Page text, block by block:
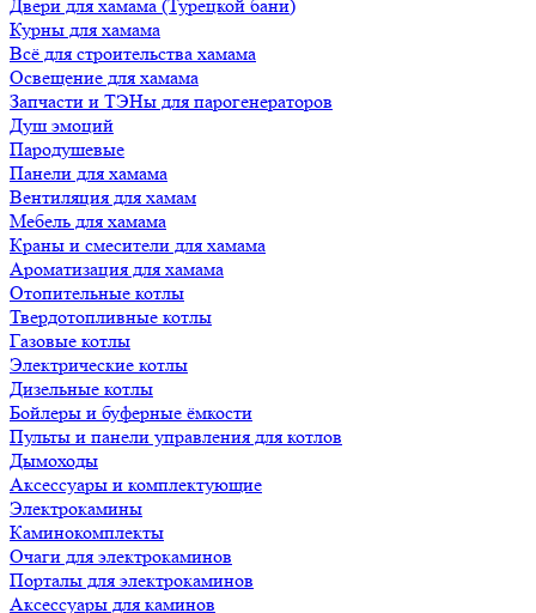
Двери для хамама (Турецкой бани)
Курны для хамама
Всё для строительства хамама
Освещение для хамама
Запчасти и ТЭНы для парогенераторов
Душ эмоций
Пародушевые
Панели для хамама
Вентиляция для хамам
Мебель для хамама
Краны и смесители для хамама
Ароматизация для хамама
Отопительные котлы
Твердотопливные котлы
Газовые котлы
Электрические котлы
Дизельные котлы
Бойлеры и буферные ёмкости
Пульты и панели управления для котлов
Дымоходы
Аксессуары и комплектующие
Электрокамины
Каминокомплекты
Очаги для электрокаминов
Порталы для электрокаминов
Аксессуары для каминов